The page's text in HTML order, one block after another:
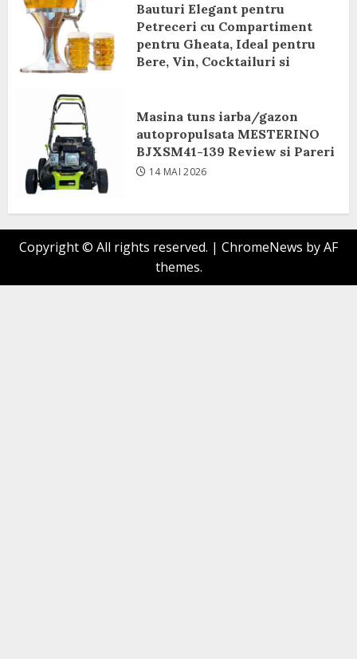
Bauturi Elegant pentru
Petreceri cu Compartiment
pentru Gheata, Ideal pentru
Bere, Vin, Cocktailuri si
8 IUNIE 2026
Masina tuns iarba/gazon
autopropulsata MESTERINO
BJXSM41-139 Review si Pareri
14 MAI 2026
Copyright © All rights reserved. | ChromeNews by AF
themes.